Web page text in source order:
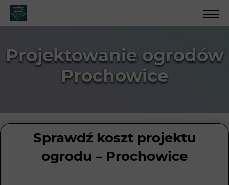
Projektowanie ogrodów
Prochowice
Sprawdź koszt projektu
ogrodu – Prochowice